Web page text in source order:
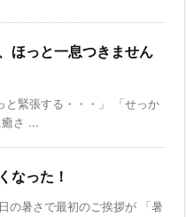
ほっと一息つきません
と緊張する・・・」 「せっか
さ ...
なった！
の暑さで最初のご挨拶が 「暑